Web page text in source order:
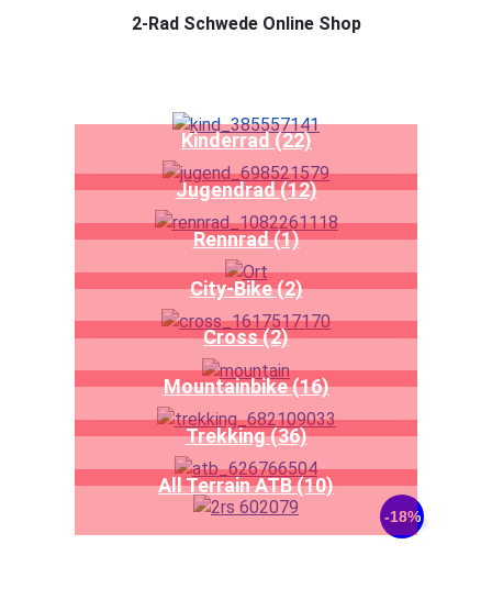
2-Rad Schwede Online Shop
Kinderrad (22)
Jugendrad (12)
Rennrad (1)
City-Bike (2)
Cross (2)
Mountainbike (16)
Trekking (36)
All Terrain ATB (10)
-18%